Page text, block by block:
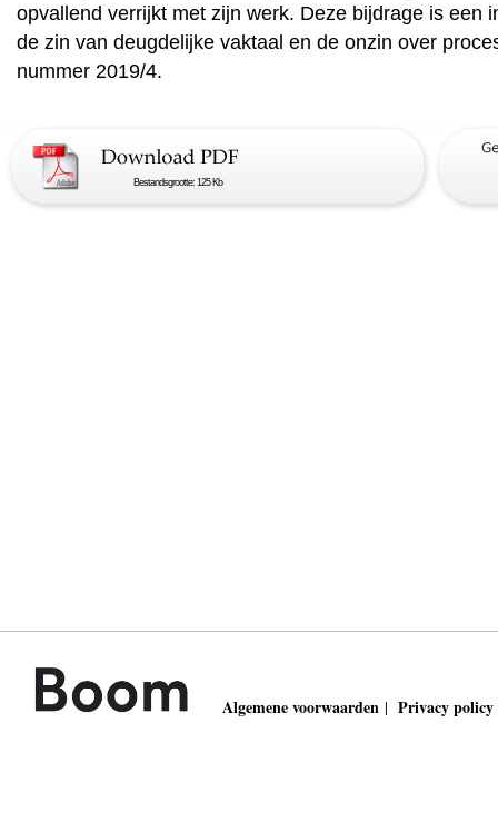
opvallend verrijkt met zijn werk. Deze bijdrage is een
de zin van deugdelijke vaktaal en de onzin over
nummer 2019/4.
Bestandsgrootte: 125 Kb
Algemene voorwaarden | Privacy policy